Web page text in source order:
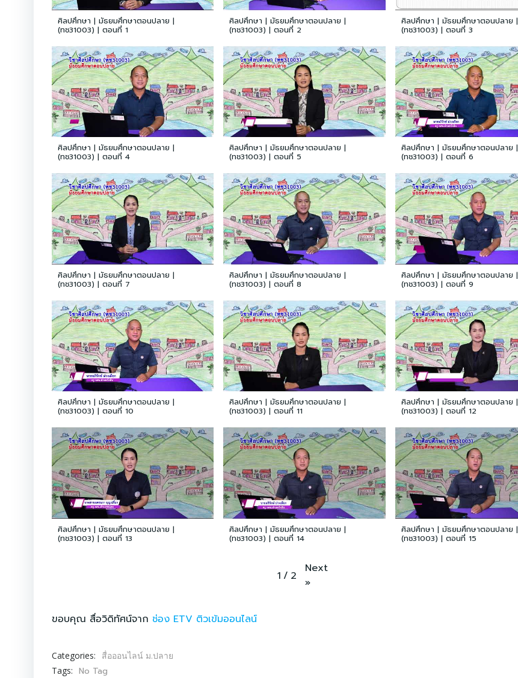
ศิลปศึกษา | มัธยมศึกษาตอนปลาย |
(ทช31003) | ตอนที่ 1
ศิลปศึกษา | มัธยมศึกษาตอนปลาย |
(ทช31003) | ตอนที่ 2
ศิลปศึกษา | มัธยมศึกษาตอนปลาย |
(ทช31003) | ตอนที่ 3
ศิลปศึกษา | มัธยมศึกษาตอนปลาย |
(ทช31003) | ตอนที่ 4
ศิลปศึกษา | มัธยมศึกษาตอนปลาย |
(ทช31003) | ตอนที่ 5
ศิลปศึกษา | มัธยมศึกษาตอนปลาย |
(ทช31003) | ตอนที่ 6
ศิลปศึกษา | มัธยมศึกษาตอนปลาย |
(ทช31003) | ตอนที่ 7
ศิลปศึกษา | มัธยมศึกษาตอนปลาย |
(ทช31003) | ตอนที่ 8
ศิลปศึกษา | มัธยมศึกษาตอนปลาย |
(ทช31003) | ตอนที่ 9
ศิลปศึกษา | มัธยมศึกษาตอนปลาย |
(ทช31003) | ตอนที่ 10
ศิลปศึกษา | มัธยมศึกษาตอนปลาย |
(ทช31003) | ตอนที่ 11
ศิลปศึกษา | มัธยมศึกษาตอนปลาย |
(ทช31003) | ตอนที่ 12
ศิลปศึกษา | มัธยมศึกษาตอนปลาย |
(ทช31003) | ตอนที่ 13
ศิลปศึกษา | มัธยมศึกษาตอนปลาย |
(ทช31003) | ตอนที่ 14
ศิลปศึกษา | มัธยมศึกษาตอนปลาย |
(ทช31003) | ตอนที่ 15
1 / 2
Next
»
ขอบคุณ สื่อวิดิทัศน์จาก ช่อง ETV ติวเข้มออนไลน์
Categories:
สื่อออนไลน์ ม.ปลาย
Tags: No Tag